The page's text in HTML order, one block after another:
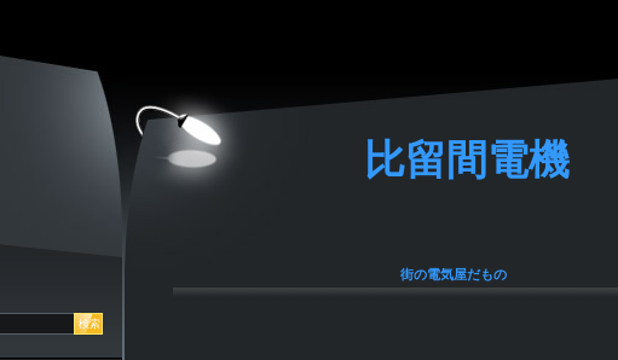
比留間電機
街の電気屋だもの